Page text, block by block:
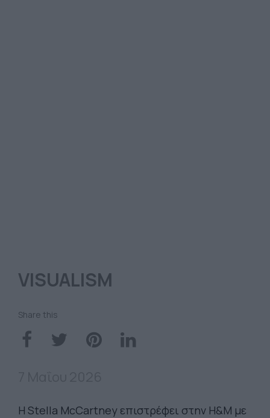
VISUALISM
Share this
Η Stella McCartney επιστρέφει στην H&M με